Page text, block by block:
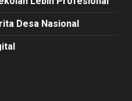
Desa Nasional